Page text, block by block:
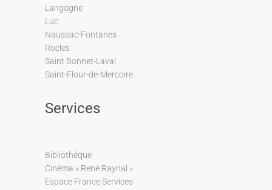
Langogne
Luc
Naussac-Fontanes
Rocles
Saint Bonnet-Laval
Saint-Flour-de-Mercoire
Services
Bibliothèque
Cinéma « René Raynal »
Espace France Services